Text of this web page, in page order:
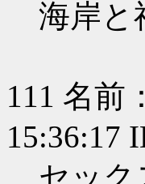
海岸と
111 名前：
15:36:17
セック